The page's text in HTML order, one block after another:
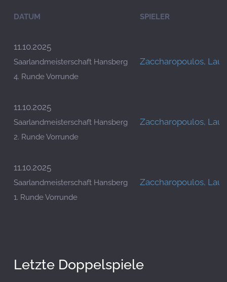
DATUM SPIELER
11.10.2025
Saarlandmeisterschaft Hansberg
4. Runde Vorrunde
Zaccharopoulos,
11.10.2025
Saarlandmeisterschaft Hansberg
2. Runde Vorrunde
Zaccharopoulos,
11.10.2025
Saarlandmeisterschaft Hansberg
1. Runde Vorrunde
Zaccharopoulos,
Letzte Doppelspiele